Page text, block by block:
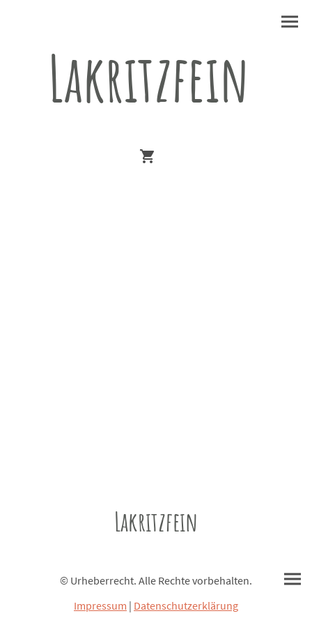
Lakritzfein
Lakritzfein
© Urheberrecht. Alle Rechte vorbehalten.
Impressum | Datenschutzerklärung